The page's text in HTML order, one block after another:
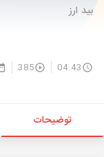
بید ارز
04:43
385
توضیحات